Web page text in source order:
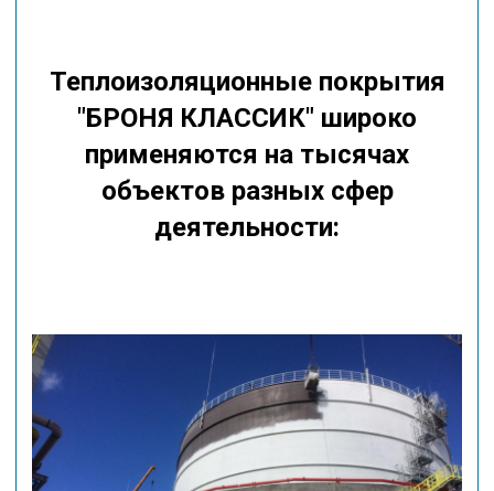
Теплоизоляционные покрытия
"БРОНЯ КЛАССИК" широко
применяются на тысячах
объектов разных сфер
деятельности: